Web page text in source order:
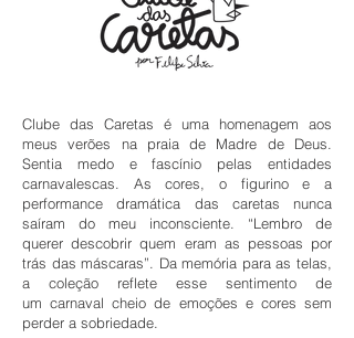
Clube das Caretas é uma homenagem aos
meus verões na praia de Madre de Deus.
Sentia medo e fascínio pelas entidades
carnavalescas. As cores, o figurino e a
performance dramática das caretas nunca
saíram do meu inconsciente. “Lembro de
querer descobrir quem eram as pessoas por
trás das máscaras”. Da memória para as telas,
a coleção reflete esse sentimento de
um carnaval cheio de emoções e cores sem
perder a sobriedade.